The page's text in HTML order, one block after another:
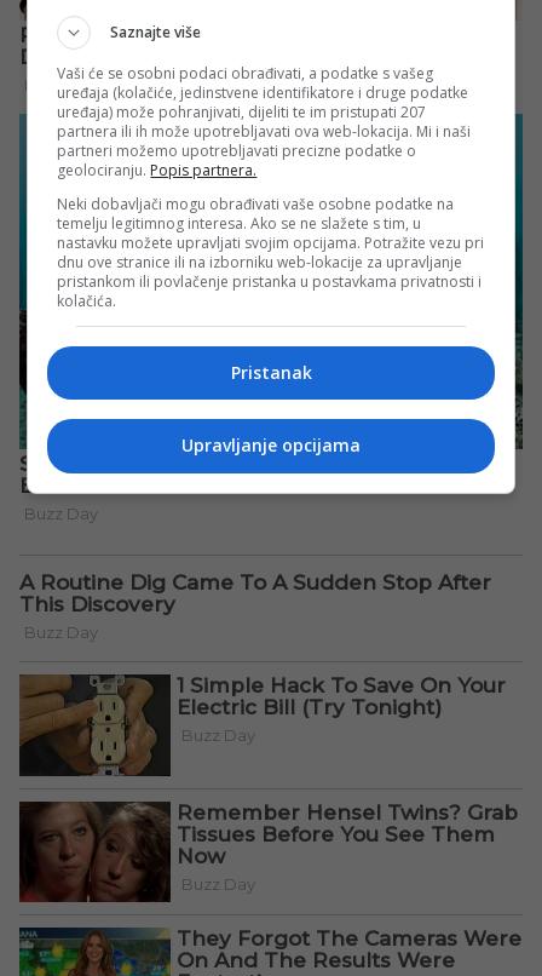
Saznajte više
Vaši će se osobni podaci obrađivati, a podatke s vašeg
uređaja (kolačiće, jedinstvene identifikatore i druge podatke
uređaja) može pohranjivati, dijeliti te im pristupati 207
partnera ili ih može upotrebljavati ova web-lokacija. Mi i naši
partneri možemo upotrebljavati precizne podatke o
geolociranju. Popis partnera.
Neki dobavljači mogu obrađivati vaše osobne podatke na
temelju legitimnog interesa. Ako se ne slažete s tim, u
nastavku možete upravljati svojim opcijama. Potražite vezu pri
dnu ove stranice ili na izborniku web-lokacije za upravljanje
pristankom ili povlačenje pristanka u postavkama privatnosti i
kolačića.
Pristanak
Upravljanje opcijama